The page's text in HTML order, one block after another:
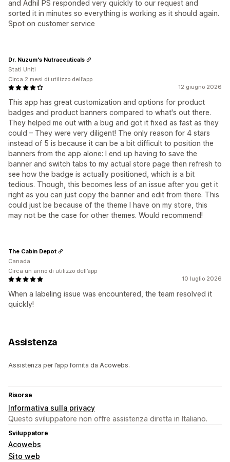
and Adhil PS responded very quickly to our request and
sorted it in minutes so everything is working as it should again.
Spot on customer service
12 giugno 2026
This app has great customization and options for product
badges and product banners compared to what's out there.
They helped me out with a bug and got it fixed as fast as they
could – They were very diligent! The only reason for 4 stars
instead of 5 is because it can be a bit difficult to position the
banners from the app alone: I end up having to save the
banner and switch tabs to my actual store page then refresh to
see how the badge is actually positioned, which is a bit
tedious. Though, this becomes less of an issue after you get it
right as you can just copy the banner and edit from there. This
could just be because of the theme I have on my store, this
may not be the case for other themes. Would recommend!
Dr. Nuzum's Nutraceuticals
Stati Uniti
Circa 2 mesi di utilizzo dell’app
10 luglio 2026
When a labeling issue was encountered, the team resolved it
quickly!
The Cabin Depot
Canada
Circa un anno di utilizzo dell’app
Assistenza
Assistenza per l’app fornita da Acowebs.
Risorse
Informativa sulla privacy
Questo sviluppatore non offre assistenza diretta in Italiano.
Sviluppatore
Acowebs
Sito web